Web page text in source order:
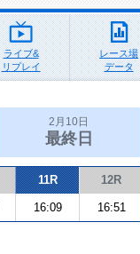
ライブ&
リプレイ
レース場
データ
2月10日
最終日
11R 12R
16:09 16:51